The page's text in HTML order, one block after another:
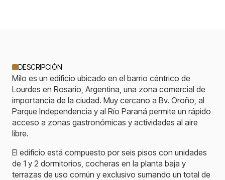
Milo es un edificio ubicado en el barrio céntrico de
Lourdes en Rosario, Argentina, una zona comercial de
importancia de la ciudad. Muy cercano a Bv. Oroño, al
Parque Independencia y al Río Paraná permite un rápido
acceso a zonas gastronómicas y actividades al aire
libre.
El edificio está compuesto por seis pisos con unidades
de 1 y 2 dormitorios, cocheras en la planta baja y
terrazas de uso común y exclusivo sumando un total de
DESCRIPCIÓN